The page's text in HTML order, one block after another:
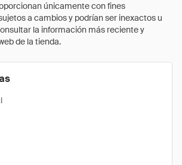
únicamente con fines
a cambios y podrían ser inexactos u
la información más reciente y
de la tienda.